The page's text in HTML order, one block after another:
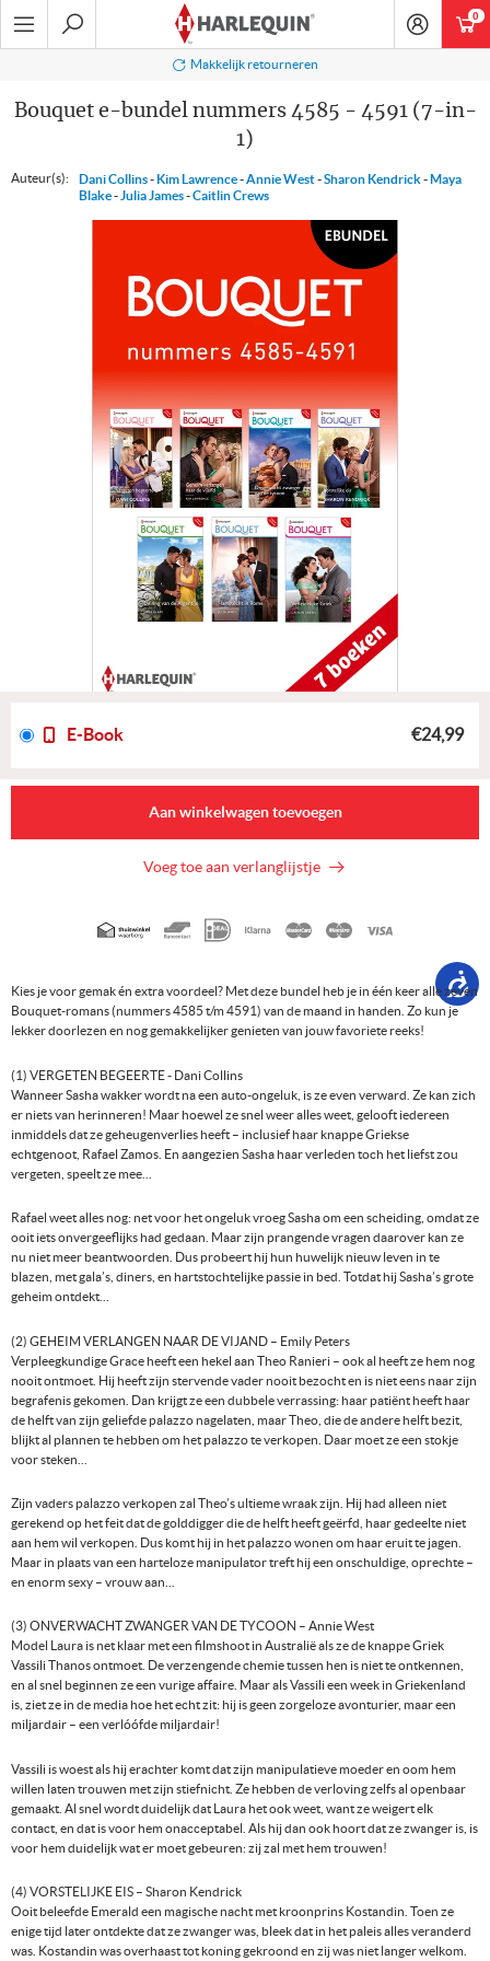
Ga
naar
Makkelijk retourneren
Bouquet e-bundel nummers 4585 - 4591 (7-in-
1)
Auteur(s): Dani Collins- Kim Lawrence-Annie West-Sharon Kendrick -Maya
Blake- Julia James-Caitlin Crews
Kies je voor gemak én extra voordeel? Met deze bundel heb je in één keer alle zeven
Bouquet-romans (nummers 4585 t/m 4591) van de maand in handen. Zo kun je
lekker doorlezen en nog gemakkelijker genieten van jouw favoriete reeks!
(1) VERGETEN BEGEERTE - Dani Collins
Wanneer Sasha wakker wordt na een auto-ongeluk, is ze even verward. Ze kan zich
er niets van herinneren! Maar hoewel ze snel weer alles weet, gelooft iedereen
inmiddels dat ze geheugenverlies heeft – inclusief haar knappe Griekse
echtgenoot, Rafael Zamos. En aangezien Sasha haar verleden toch het liefst zou
vergeten, speelt ze mee...
Rafael weet alles nog: net voor het ongeluk vroeg Sasha om een scheiding, omdat ze
ooit iets onvergeeflijks had gedaan. Maar zijn prangende vragen daarover kan ze
nu niet meer beantwoorden. Dus probeert hij hun huwelijk nieuw leven in te
blazen, met gala’s, diners, en hartstochtelijke passie in bed. Totdat hij Sasha’s grote
geheim ontdekt...
(2) GEHEIM VERLANGEN NAAR DE VIJAND – Emily Peters
Verpleegkundige Grace heeft een hekel aan Theo Ranieri – ook al heeft ze hem nog
nooit ontmoet. Hij heeft zijn stervende vader nooit bezocht en is niet eens naar zijn
begrafenis gekomen. Dan krijgt ze een dubbele verrassing: haar patiënt heeft haar
de helft van zijn geliefde palazzo nagelaten, maar Theo, die de andere helft bezit,
blijkt al plannen te hebben om het palazzo te verkopen. Daar moet ze een stokje
voor steken...
Zijn vaders palazzo verkopen zal Theo’s ultieme wraak zijn. Hij had alleen niet
gerekend op het feit dat de golddigger die de helft heeft geërfd, haar gedeelte niet
aan hem wil verkopen. Dus komt hij in het palazzo wonen om haar eruit te jagen.
Maar in plaats van een harteloze manipulator treft hij een onschuldige, oprechte –
en enorm sexy – vrouw aan...
(3) ONVERWACHT ZWANGER VAN DE TYCOON – Annie West
Model Laura is net klaar met een filmshoot in Australië als ze de knappe Griek
Vassili Thanos ontmoet. De verzengende chemie tussen hen is niet te ontkennen,
en al snel beginnen ze een vurige affaire. Maar als Vassili een week in Griekenland
is, ziet ze in de media hoe het echt zit: hij is geen zorgeloze avonturier, maar een
miljardair – een verlóófde miljardair!
Vassili is woest als hij erachter komt dat zijn manipulatieve moeder en oom hem
willen laten trouwen met zijn stiefnicht. Ze hebben de verloving zelfs al openbaar
gemaakt. Al snel wordt duidelijk dat Laura het ook weet, want ze weigert elk
contact, en dat is voor hem onacceptabel. Als hij dan ook hoort dat ze zwanger is, is
voor hem duidelijk wat er moet gebeuren: zij zal met hem trouwen!
(4) VORSTELIJKE EIS – Sharon Kendrick
Ooit beleefde Emerald een magische nacht met kroonprins Kostandin. Toen ze
enige tijd later ontdekte dat ze zwanger was, bleek dat in het paleis alles veranderd
was. Kostandin was overhaast tot koning gekroond en zij was niet langer welkom.
E-Book €24,99
Aan winkelwagen toevoegen
Voeg toe aan verlanglijstje
Geaccepteerde
0